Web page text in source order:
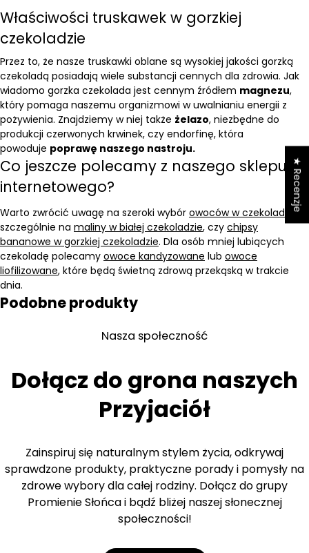
Właściwości truskawek w gorzkiej
czekoladzie
Przez to, że nasze truskawki oblane są wysokiej jakości gorzką
czekoladą posiadają wiele substancji cennych dla zdrowia. Jak
wiadomo gorzka czekolada jest cennym źródłem magnezu,
który pomaga naszemu organizmowi w uwalnianiu energii z
pożywienia. Znajdziemy w niej także żelazo, niezbędne do
produkcji czerwonych krwinek, czy endorfinę, która
powoduje poprawę naszego nastroju.
Co jeszcze polecamy z naszego sklepu
internetowego?
Warto zwrócić uwagę na szeroki wybór owoców w czekoladzie,
szczególnie na maliny w białej czekoladzie, czy chipsy
bananowe w gorzkiej czekoladzie. Dla osób mniej lubiących
czekoladę polecamy owoce kandyzowane lub owoce
liofilizowane, które będą świetną zdrową przekąską w trakcie
dnia.
Podobne produkty
Nasza społeczność
Dołącz do grona naszych
Przyjaciół
Zainspiruj się naturalnym stylem życia, odkrywaj
sprawdzone produkty, praktyczne porady i pomysły na
zdrowe wybory dla całej rodziny. Dołącz do grupy
Promienie Słońca i bądź bliżej naszej słonecznej
społeczności!
★ Recenzje